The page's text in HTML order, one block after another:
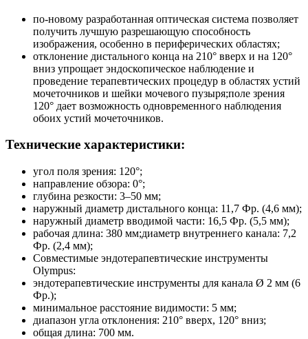
по-новому разработанная оптическая система позволяет
получить лучшую разрешающую способность
изображения, особенно в периферических областях;
отклонение дистального конца на 210° вверх и на 120°
вниз упрощает эндоскопическое наблюдение и
проведение терапевтических процедур в областях устий
мочеточников и шейки мочевого пузыря;поле зрения
120° дает возможность одновременного наблюдения
обоих устий мочеточников.
Технические характеристики:
угол поля зрения: 120°;
направление обзора: 0°;
глубина резкости: 3–50 мм;
наружный диаметр дистального конца: 11,7 Фр. (4,6 мм);
наружный диаметр вводимой части: 16,5 Фр. (5,5 мм);
рабочая длина: 380 мм;диаметр внутреннего канала: 7,2
Фр. (2,4 мм);
Совместимые эндотерапевтические инструменты
Olympus:
эндотерапевтические инструменты для канала Ø 2 мм (6
Фр.);
минимальное расстояние видимости: 5 мм;
диапазон угла отклонения: 210° вверх, 120° вниз;
общая длина: 700 мм.